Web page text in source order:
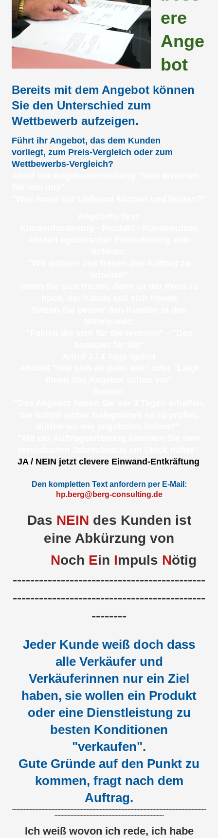
ere
Ange
bot
Bereits mit dem Angebot können
Sie den Unterschied zum
Wettbewerb aufzeigen.
Führt ihr Angebot, das dem Kunden
vorliegt, zum Preis-Vergleich oder zum
Wettbewerbs-Vergleich?
JA / NEIN jetzt clevere Einwand-Entkräftung
Den kompletten Text anfordern per E-Mail:
hp.berg@berg-consulting.de
Das NEIN des Kunden ist
eine Abkürzung von
Noch Ein Impuls Nötig
--------------------------------------------
--------------------------------------------
--------​
Jeder Kunde weiß doch dass
alle Verkäufer und
Verkäuferinnen nur ein Ziel
haben, sie wollen ein Produkt
oder eine Dienstleistung zu
besten Konditionen
"verkaufen".
Gute Gründe auf den Punkt zu
kommen, fragt nach dem
Auftrag.
-------------------------------------------------------------------------------------------------------------------------------------
---------------------------------------------------------------------------
Ich weiß wovon ich rede, ich habe